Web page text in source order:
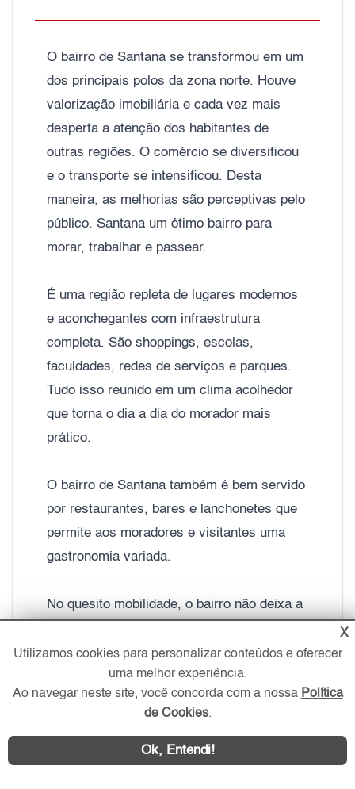
O bairro de Santana se transformou em um
dos principais polos da zona norte. Houve
valorização imobiliária e cada vez mais
desperta a atenção dos habitantes de
outras regiões. O comércio se diversificou
e o transporte se intensificou. Desta
maneira, as melhorias são perceptivas pelo
público. Santana um ótimo bairro para
morar, trabalhar e passear.
É uma região repleta de lugares modernos
e aconchegantes com infraestrutura
completa. São shoppings, escolas,
faculdades, redes de serviços e parques.
Tudo isso reunido em um clima acolhedor
que torna o dia a dia do morador mais
prático.
O bairro de Santana também é bem servido
por restaurantes, bares e lanchonetes que
permite aos moradores e visitantes uma
gastronomia variada.
No quesito mobilidade, o bairro não deixa a
ônibus e a estação de metrô da linha 1 -
Azul. A região também tem fácil acesso
para outros locais da cidade através vias
Avenida Santos Dumont, Cruzeiro do Sul,
X
Utilizamos cookies para personalizar conteúdos e oferecer
uma melhor experiência.
Ao navegar neste site, você concorda com a nossa Política
de Cookies.
Ok, Entendi!